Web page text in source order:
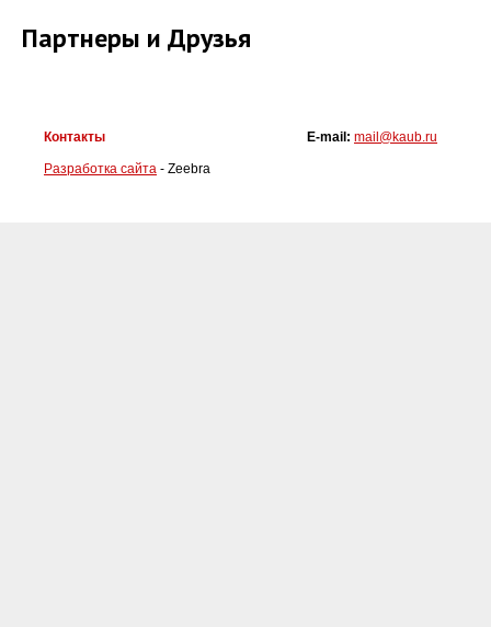
Партнеры и Друзья
Контакты
Разработка сайта - Zeebra
E-mail: mail@kaub.ru